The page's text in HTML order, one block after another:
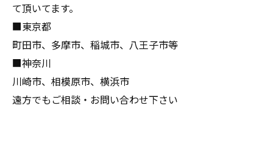
て頂いてます。
■東京都
町田市、多摩市、稲城市、八王子市等
■神奈川
川崎市、相模原市、横浜市
遠方でもご相談・お問い合わせ下さい